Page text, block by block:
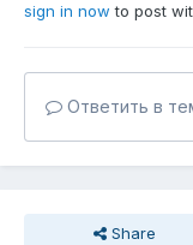
sign in now to post
Ответить в
Share